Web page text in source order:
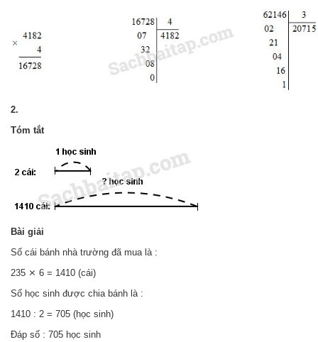
2.
Tóm tắt
Bài giải
Số cái bánh nhà trường đã mua là :
235 ⨯ 6 = 1410 (cái)
Số học sinh được chia bánh là :
1410 : 2 = 705 (học sinh)
Đáp số : 705 học sinh